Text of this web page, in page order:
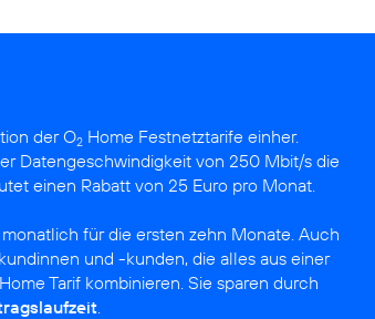
der O2 Home Festnetztarife einher.
Datengeschwindigkeit von 250 Mbit/s die
einen Rabatt von 25 Euro pro Monat.
für die ersten zehn Monate. Auch
und -kunden, die alles aus einer
Home Tarif kombinieren. Sie sparen durch